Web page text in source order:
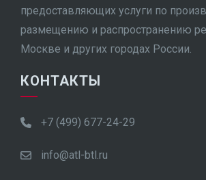
предоставляющих услуги по
размещению и распространению
Москве и других городах России.
КОНТАКТЫ
+7 (499) 677-24-29
info@atl-btl.ru